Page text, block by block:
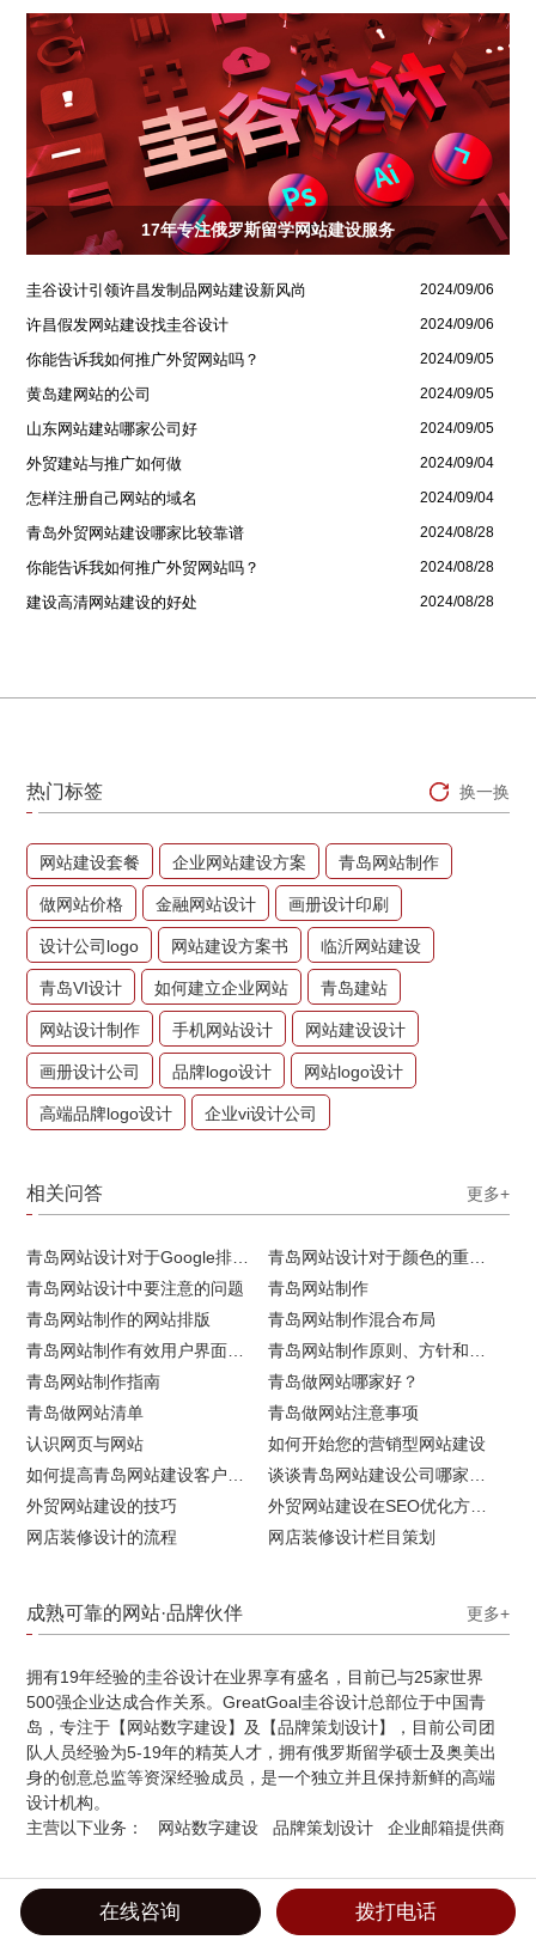
17年专注俄罗斯留学网站建设服务
圭谷设计引领许昌发制品网站建设新风尚 2024/09/06
许昌假发网站建设找圭谷设计 2024/09/06
你能告诉我如何推广外贸网站吗？ 2024/09/05
黄岛建网站的公司 2024/09/05
山东网站建站哪家公司好 2024/09/05
外贸建站与推广如何做 2024/09/04
怎样注册自己网站的域名 2024/09/04
青岛外贸网站建设哪家比较靠谱 2024/08/28
你能告诉我如何推广外贸网站吗？ 2024/08/28
建设高清网站建设的好处 2024/08/28
热门标签 换一换
网站建设套餐 企业网站建设方案 青岛网站制作
做网站价格 金融网站设计 画册设计印刷
设计公司logo 网站建设方案书 临沂网站建设
青岛VI设计 如何建立企业网站 青岛建站
网站设计制作 手机网站设计 网站建设设计
画册设计公司 品牌logo设计 网站logo设计
高端品牌logo设计 企业vi设计公司
相关问答 更多+
青岛网站设计中要注意的问题
青岛网站制作
青岛网站制作的网站排版
青岛网站制作混合布局
青岛网站制作指南
青岛做网站哪家好？
青岛做网站清单
青岛做网站注意事项
认识网页与网站
如何开始您的营销型网站建设
外贸网站建设的技巧
网店装修设计的流程
网店装修设计栏目策划
成熟可靠的网站·品牌伙伴 更多+
拥有19年经验的圭谷设计在业界享有盛名，目前已与25家世界
500强企业达成合作关系。GreatGoal圭谷设计总部位于中国青
岛，专注于【网站数字建设】及【品牌策划设计】，目前公司团
队人员经验为5-19年的精英人才，拥有俄罗斯留学硕士及奥美出
身的创意总监等资深经验成员，是一个独立并且保持新鲜的高端
设计机构。
主营以下业务： 网站数字建设 品牌策划设计 企业邮箱提供商
在线咨询 拨打电话